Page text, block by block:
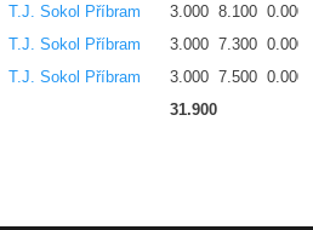
T.J. Sokol Příbram 3.000 8.100 0.000
T.J. Sokol Příbram 3.000 7.300 0.000
T.J. Sokol Příbram 3.000 7.500 0.000
31.900